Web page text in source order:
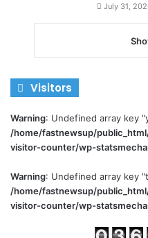
July 31,
Visitors
Warning: Undefined array key
/home/fastnewsup/
visitor-counter/wp-
Warning: Undefined array key
/home/fastnewsup/
visitor-counter/wp-